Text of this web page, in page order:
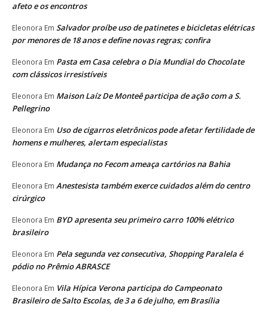
afeto e os encontros
Eleonora Em Salvador proíbe uso de patinetes e bicicletas elétricas
por menores de 18 anos e define novas regras; confira
Eleonora Em Pasta em Casa celebra o Dia Mundial do Chocolate
com clássicos irresistíveis
Eleonora Em Maison Laíz De Monteê participa de ação com a S.
Pellegrino
Eleonora Em Uso de cigarros eletrônicos pode afetar fertilidade de
homens e mulheres, alertam especialistas
Eleonora Em Mudança no Fecom ameaça cartórios na Bahia
Eleonora Em Anestesista também exerce cuidados além do centro
cirúrgico
Eleonora Em BYD apresenta seu primeiro carro 100% elétrico
brasileiro
Eleonora Em Pela segunda vez consecutiva, Shopping Paralela é
pódio no Prêmio ABRASCE
Eleonora Em Vila Hípica Verona participa do Campeonato
Brasileiro de Salto Escolas, de 3 a 6 de julho, em Brasília